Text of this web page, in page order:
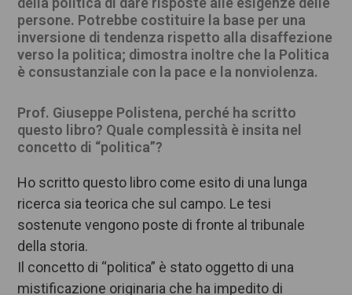
persone. Potrebbe costituire la base per una
inversione di tendenza rispetto alla disaffezione
verso la politica; dimostra inoltre che la Politica
è consustanziale con la pace e la nonviolenza.
Prof. Giuseppe Polistena, perché ha scritto
questo libro? Quale complessità è insita nel
concetto di “politica”?
Ho scritto questo libro come esito di una lunga
ricerca sia teorica che sul campo. Le tesi
sostenute vengono poste di fronte al tribunale
della storia.
Il concetto di “politica” è stato oggetto di una
mistificazione originaria che ha impedito di